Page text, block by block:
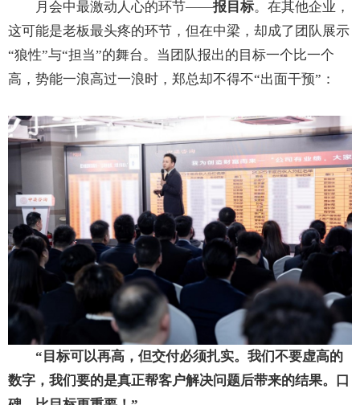
月会中最激动人心的环节——报目标。在其他企业，
这可能是老板最头疼的环节，但在中梁，却成了团队展示
“狼性”与“担当”的舞台。当团队报出的目标一个比一个
高，势能一浪高过一浪时，郑总却不得不“出面干预”：
“目标可以再高，但交付必须扎实。我们不要虚高的
数字，我们要的是真正帮客户解决问题后带来的结果。口